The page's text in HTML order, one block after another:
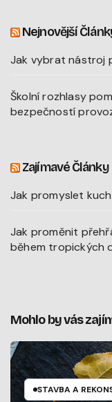
Nejnovější
Jak vybrat nástroj
Školní rozhlasy
bezpečností
Zajímavé
Jak promyslet
Jak proměnit
během tropických
Mohlo by vás
STAVBA A